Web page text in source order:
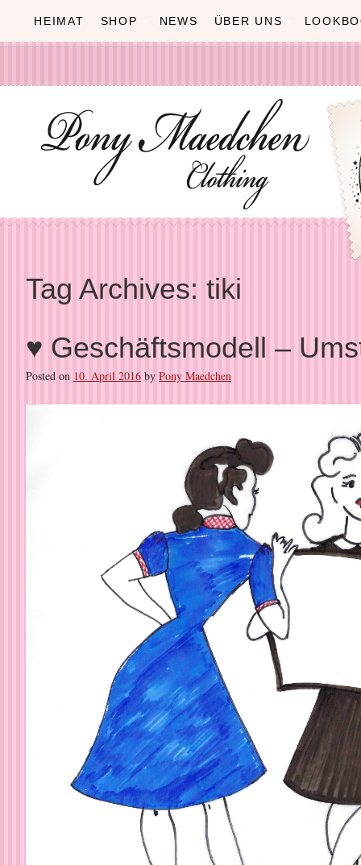
HEIMAT SHOP NEWS ÜBER UNS
Tag Archives: tiki
♥ Geschäftsmodell –
Posted on 10. April 2016 by Pony Maedchen